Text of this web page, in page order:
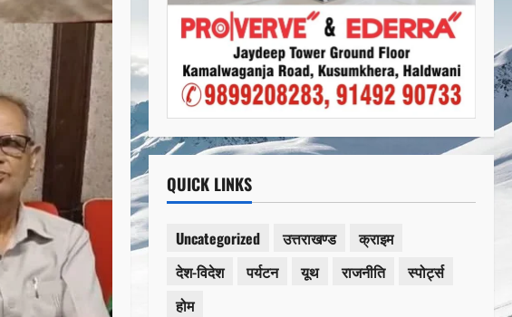
QUICK LINKS
Uncategorized उत्तराखण्ड
क्राइम
देश-विदेश
पर्यटन यूथ राजनीति
स्पोर्ट्स
होम